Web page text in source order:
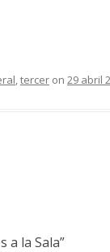
,tercer on 29 abril
a la Sala”